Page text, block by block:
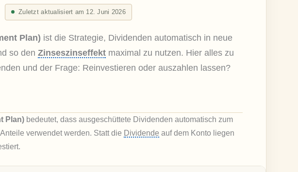
Zuletzt aktualisiert am 12. Juni 2026
Plan) ist die Strategie, Dividenden automatisch in neue
so denZinseszinseffekt maximal zu nutzen. Hier alles zu
und der Frage: Reinvestieren oder auszahlen lassen?
Plan) bedeutet, dass ausgeschüttete Dividenden automatisch zum
verwendet werden. Statt die Dividende auf dem Konto liegen